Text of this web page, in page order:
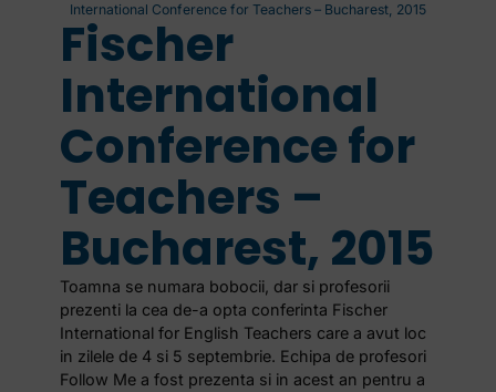
International Conference for Teachers – Bucharest, 2015
Fischer
International
Conference for
Teachers –
Bucharest, 2015
Toamna se numara bobocii, dar si profesorii
prezenti la cea de-a opta conferinta Fischer
International for English Teachers care a avut loc
in zilele de 4 si 5 septembrie. Echipa de profesori
Follow Me a fost prezenta si in acest an pentru a